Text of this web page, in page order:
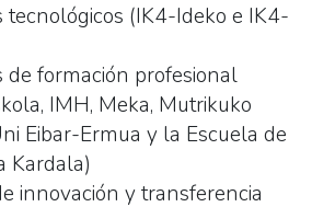
tecnológicos (IK4-Ideko e IK4-
de formación profesional
IMH, Meka, Mutrikuko
Eibar-Ermua y la Escuela de
Kardala)
innovación y transferencia